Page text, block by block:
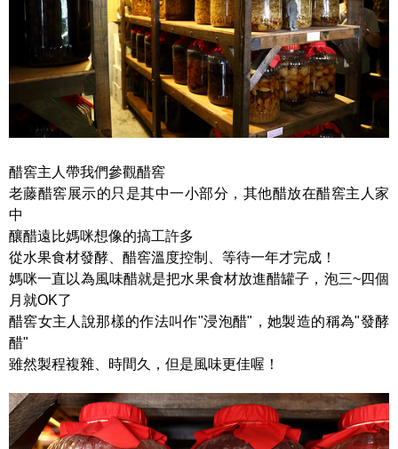
醋窖主人帶我們參觀醋窖
老藤醋窖展示的只是其中一小部分，其他醋放在醋窖主人家
中
釀醋遠比媽咪想像的搞工許多
從水果食材發酵、醋窖溫度控制、等待一年才完成！
媽咪一直以為風味醋就是把水果食材放進醋罐子，泡三~四個
月就OK了
醋窖女主人說那樣的作法叫作"浸泡醋"，她製造的稱為"發酵
醋"
雖然製程複雜、時間久，但是風味更佳喔！